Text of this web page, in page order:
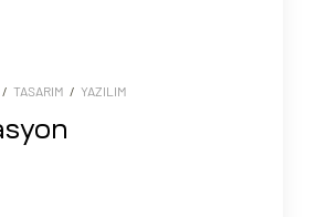
/ TASARIM / YAZILIM